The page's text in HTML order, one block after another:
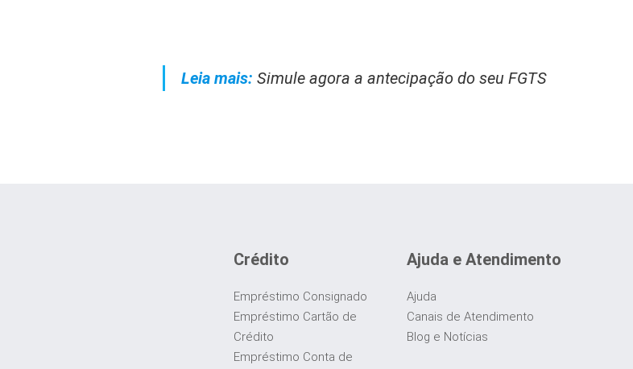
Leia mais: Simule agora a antecipação do seu FGTS
Crédito
Empréstimo Consignado
Empréstimo Cartão de
Crédito
Empréstimo Conta de
Ajuda e Atendimento
Ajuda
Canais de Atendimento
Blog e Notícias